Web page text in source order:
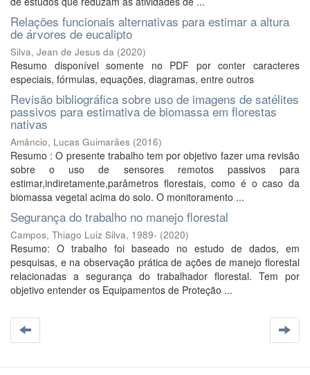
Relações funcionais alternativas para estimar a altura
de árvores de eucalipto
Silva, Jean de Jesus da (2020)
Resumo disponível somente no PDF por conter caracteres
especiais, fórmulas, equações, diagramas, entre outros
Revisão bibliográfica sobre uso de imagens de satélites
passivos para estimativa de biomassa em florestas
nativas
Amâncio, Lucas Guimarães (2016)
Resumo : O presente trabalho tem por objetivo fazer uma revisão
sobre o uso de sensores remotos passivos para
estimar,indiretamente,parâmetros florestais, como é o caso da
biomassa vegetal acima do solo. O monitoramento ...
Segurança do trabalho no manejo florestal
Campos, Thiago Luiz Silva, 1989- (2020)
Resumo: O trabalho foi baseado no estudo de dados, em
pesquisas, e na observação prática de ações de manejo florestal
relacionadas a segurança do trabalhador florestal. Tem por
objetivo entender os Equipamentos de Proteção ...